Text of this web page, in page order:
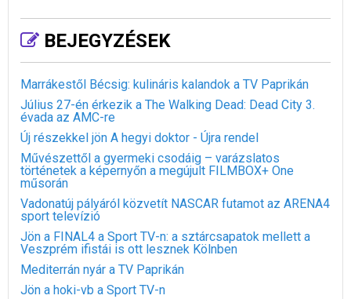
BEJEGYZÉSEK
Marrákestől Bécsig: kulináris kalandok a TV Paprikán
Július 27-én érkezik a The Walking Dead: Dead City 3.
évada az AMC-re
Új részekkel jön A hegyi doktor - Újra rendel
Művészettől a gyermeki csodáig – varázslatos
történetek a képernyőn a megújult FILMBOX+ One
műsorán
Vadonatúj pályáról közvetít NASCAR futamot az ARENA4
sport televízió
Jön a FINAL4 a Sport TV-n: a sztárcsapatok mellett a
Veszprém ifistái is ott lesznek Kölnben
Mediterrán nyár a TV Paprikán
Jön a hoki-vb a Sport TV-n